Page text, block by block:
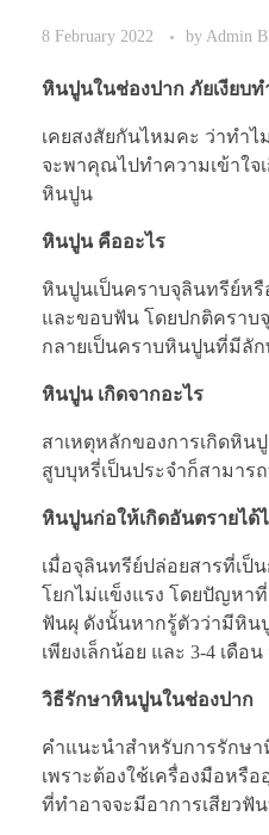
8 February 2022 by Admin
หินปูนในช่องปาก ภัยเงียบ
เคยสงสัยกันไหมคะ ว่าทำ
จะพาคุณไปทำความเข้าใจ
หินปูน
หินปูน คืออะไร
หินปูนเป็นคราบจุลินทรีย์หรื
และขอบฟัน โดยปกติคราบ
กลายเป็นคราบหินปูนที่มีลัก
หินปูน เกิดจากอะไร
สาเหตุหลักของการเกิดหิ
สูบบุหรี่เป็นประจำก็สามา
หินปูนก่อให้เกิดอันตรายได้
เมื่อจุลินทรีย์ปล่อยสารที่เป็
โยกไม่แข็งแรง โดยปัญหา
ฟันผุ ดังนั้นหากรู้ตัวว่ามีหิน
เพียงเล็กน้อย และ 3-4 เดื
วิธีรักษาหินปูนในช่องปาก
คำแนะนำสำหรับการรักษ
เพราะต้องใช้เครื่องมือห
ที่ทำอาจจะมีอาการเสียวฟั